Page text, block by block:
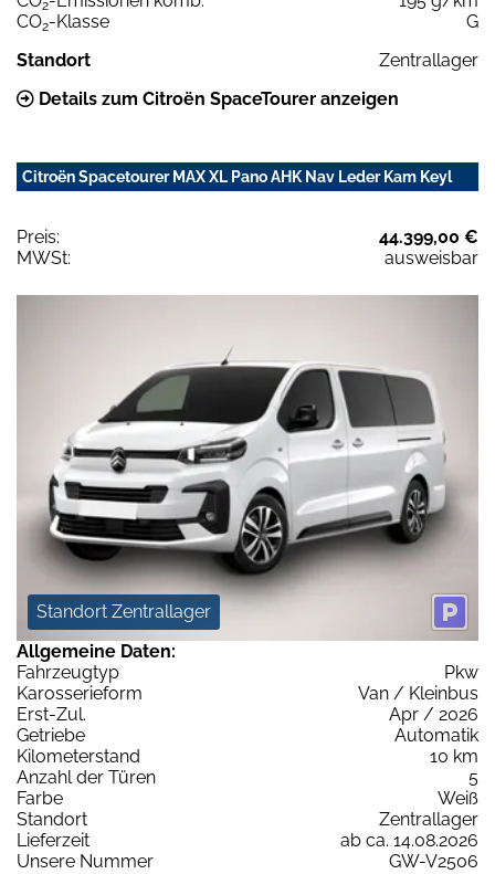
2
CO2-Klasse
G
Standort
Zentrallager
Details zum Citroën SpaceTourer anzeigen
Citroën Spacetourer MAX XL Pano AHK Nav Leder Kam Keyl
Preis:
44.399,00 €
MWSt:
ausweisbar
Standort Zentrallager
Allgemeine Daten:
Fahrzeugtyp
Pkw
Karosserieform
Van / Kleinbus
Erst-Zul.
Apr / 2026
Getriebe
Automatik
Kilometerstand
10 km
Anzahl der Türen
5
Farbe
Weiß
Standort
Zentrallager
Lieferzeit
ab ca. 14.08.2026
Unsere Nummer
GW-V2506